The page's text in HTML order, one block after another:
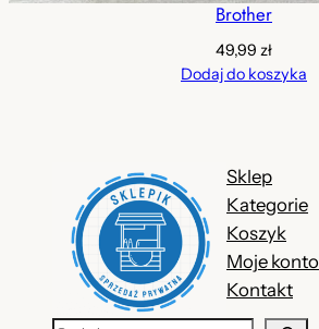
Brother
49,99 zł
Dodaj do koszyka
Sklep
Kategorie
Koszyk
Moje konto
Kontakt